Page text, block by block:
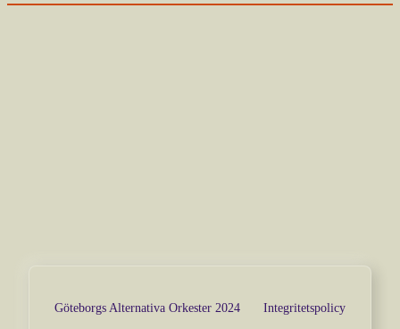
Göteborgs Alternativa Orkester 2024 Integritetspolicy